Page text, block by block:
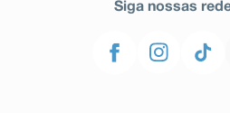
Siga nossas